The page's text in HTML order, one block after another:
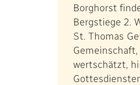
Borghorst
Bergstiege 2.
St. Thomas
Gemeinschaft,
wertschätzt,